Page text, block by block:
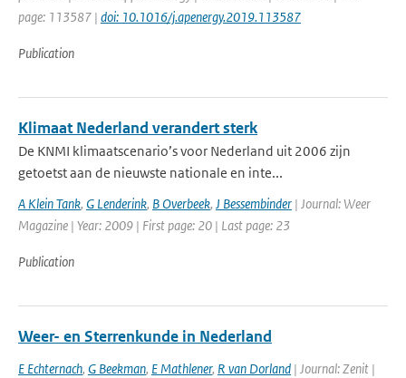
page: 113587 | doi: 10.1016/j.apenergy.2019.113587
Publication
Klimaat Nederland verandert sterk
De KNMI klimaatscenario’s voor Nederland uit 2006 zijn
getoetst aan de nieuwste nationale en inte...
A Klein Tank, G Lenderink, B Overbeek, J Bessembinder | Journal: Weer
Magazine | Year: 2009 | First page: 20 | Last page: 23
Publication
Weer- en Sterrenkunde in Nederland
E Echternach, G Beekman, E Mathlener, R van Dorland | Journal: Zenit |